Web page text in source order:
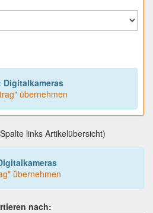
Digitalkameras
übernehmen
links Artikelübersicht)
übernehmen
nach: